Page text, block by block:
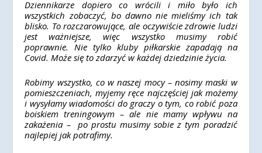
Dziennikarze dopiero co wrócili i miło było ich
wszystkich zobaczyć, bo dawno nie mieliśmy ich tak
blisko. To rozczarowujące, ale oczywiście zdrowie ludzi
jest ważniejsze, więc wszystko musimy robić
poprawnie.Nie tylko kluby piłkarskie zapadają na
Covid. Może się to zdarzyć w każdej dziedzinie życia.
Robimy wszystko, co w naszej mocy – nosimy maski w
pomieszczeniach, myjemy ręce najczęściej jak możemy
i wysyłamy wiadomości do graczy o tym, co robić poza
boiskiem treningowym – ale nie mamy wpływu na
zakażenia – po prostu musimy sobie z tym poradzić
najlepiej jak potrafimy.